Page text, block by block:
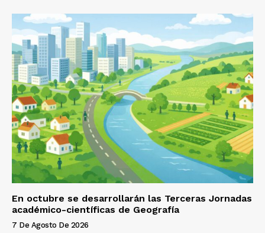
En octubre se desarrollarán las Terceras Jornadas
académico-científicas de Geografía
7 De Agosto De 2026